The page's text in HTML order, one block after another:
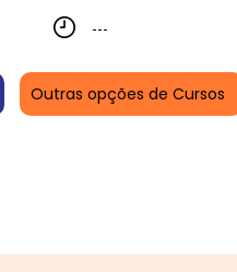
---
Outras opções de Cursos